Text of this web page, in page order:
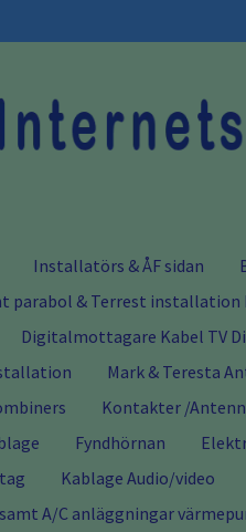
Installatörs & ÅF sidan
parabol & Terrest installation
Digitalmottagare Kabel TV
Mark & Teresta
Kontakter /
Fyndhörnan
Kablage Audio/video
A/C anläggningar